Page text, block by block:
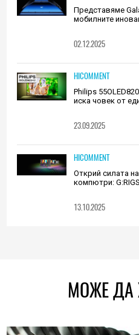
Представяме
мобилните
02.12.2025
HICOMMENT
Philips
иска човек от
23.09.2025
HICOMMENT
Открий силата
компютри:
13.10.2025
МОЖЕ ДА